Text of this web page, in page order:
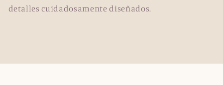
detalles cuidadosamente diseñados.